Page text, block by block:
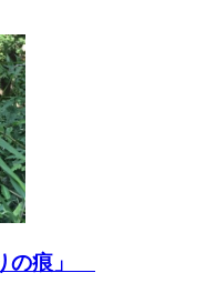
の痕」